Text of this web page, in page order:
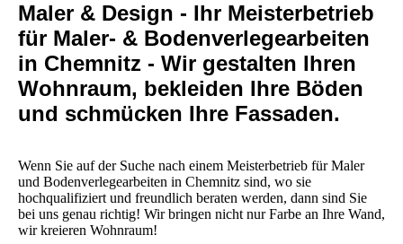
Maler & Design - Ihr Meisterbetrieb
für Maler- & Bodenverlegearbeiten
in Chemnitz - Wir gestalten Ihren
Wohnraum, bekleiden Ihre Böden
und schmücken Ihre Fassaden.
Wenn Sie auf der Suche nach einem Meisterbetrieb für Maler
und Bodenverlegearbeiten in Chemnitz sind, wo sie
hochqualifiziert und freundlich beraten werden, dann sind Sie
bei uns genau richtig! Wir bringen nicht nur Farbe an Ihre Wand,
wir kreieren Wohnraum!